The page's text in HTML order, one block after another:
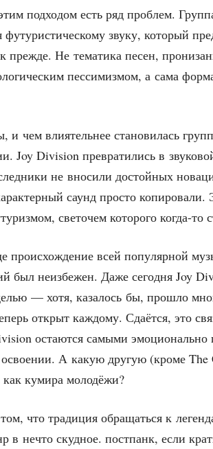
под­хо­дом есть ряд про­блем.
футу­ри­сти­че­ско­му зву­ку, кото­рый
преж­де. Не тема­ти­ка песен,
пес­си­миз­мом, а сама
чем вли­я­тель­нее ста­но­ви­лась
Joy Division пре­вра­ти­лись в
не вно­си­ли достой­ных
саунд про­сто
све­то­чем кото­ро­го когда-
про­ис­хож­де­ние всей попу­ляр­ной
был неиз­бе­жен. Даже сего­дня Joy
— хотя, каза­лось бы, про­шло
открыт каж­до­му. Сда­ёт­ся, это
оста­ют­ся самы­ми
А какую дру­гую (кро­ме
как куми­ра молодёжи?
что тра­ди­ция обра­щать­ся к
в нечто скуд­ное. пост­панк, если